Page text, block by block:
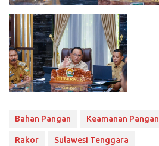
Bahan Pangan Keamanan Pangan
Rakor Sulawesi Tenggara